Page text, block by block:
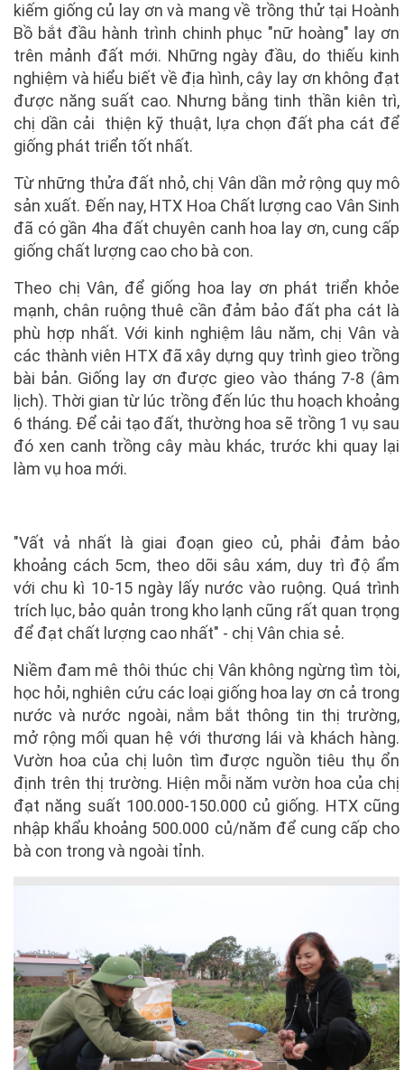
kiếm giống củ lay ơn và mang về trồng thử tại Hoành
Bồ bắt đầu hành trình chinh phục "nữ hoàng" lay ơn
trên mảnh đất mới. Những ngày đầu, do thiếu kinh
nghiệm và hiểu biết về địa hình, cây lay ơn không đạt
được năng suất cao. Nhưng bằng tinh thần kiên trì,
chị dần cải thiện kỹ thuật, lựa chọn đất pha cát để
giống phát triển tốt nhất.
Từ những thửa đất nhỏ, chị Vân dần mở rộng quy mô
sản xuất. Đến nay, HTX Hoa Chất lượng cao Vân Sinh
đã có gần 4ha đất chuyên canh hoa lay ơn, cung cấp
giống chất lượng cao cho bà con.
Theo chị Vân, để giống hoa lay ơn phát triển khỏe
mạnh, chân ruộng thuê cần đảm bảo đất pha cát là
phù hợp nhất. Với kinh nghiệm lâu năm, chị Vân và
các thành viên HTX đã xây dựng quy trình gieo trồng
bài bản. Giống lay ơn được gieo vào tháng 7-8 (âm
lịch). Thời gian từ lúc trồng đến lúc thu hoạch khoảng
6 tháng. Để cải tạo đất, thường hoa sẽ trồng 1 vụ sau
đó xen canh trồng cây màu khác, trước khi quay lại
làm vụ hoa mới.
"Vất vả nhất là giai đoạn gieo củ, phải đảm bảo
khoảng cách 5cm, theo dõi sâu xám, duy trì độ ẩm
với chu kì 10-15 ngày lấy nước vào ruộng. Quá trình
trích lục, bảo quản trong kho lạnh cũng rất quan trọng
để đạt chất lượng cao nhất" - chị Vân chia sẻ.
Niềm đam mê thôi thúc chị Vân không ngừng tìm tòi,
học hỏi, nghiên cứu các loại giống hoa lay ơn cả trong
nước và nước ngoài, nắm bắt thông tin thị trường,
mở rộng mối quan hệ với thương lái và khách hàng.
Vườn hoa của chị luôn tìm được nguồn tiêu thụ ổn
định trên thị trường. Hiện mỗi năm vườn hoa của chị
đạt năng suất 100.000-150.000 củ giống. HTX cũng
nhập khẩu khoảng 500.000 củ/năm để cung cấp cho
bà con trong và ngoài tỉnh.